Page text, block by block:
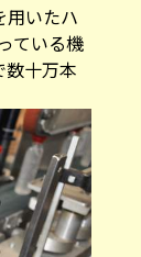
用いたハ
ている機
十万本